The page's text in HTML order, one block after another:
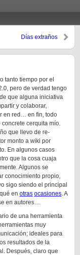
Días extraños
tanto tiempo por el
pero de verdad tengo
que alguna iniciativa
y colaborar,
en red… en fin, todo
concrete cerquita mío.
que llevo de re-
monto a wiki por
En algunos casos
que la cosa cuaja
Algunos se
conocimiento propio,
sigo siendo el principal
en otras ocasiones. A
en autores…
de una herramienta
muy
ideales para
resultados de la
Después, claro que